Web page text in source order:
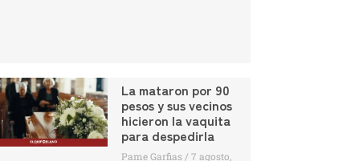
La mataron por 90
pesos y sus vecinos
hicieron la vaquita
para despedirla
Pame Garfias
7 agosto,